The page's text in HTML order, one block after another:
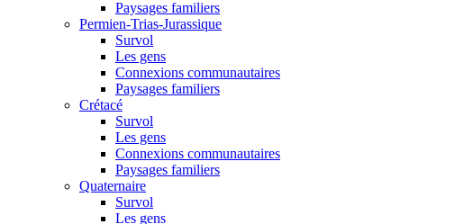
Paysages familiers
Permien-Trias-Jurassique
Survol
Les gens
Connexions communautaires
Paysages familiers
Crétacé
Survol
Les gens
Connexions communautaires
Paysages familiers
Quaternaire
Survol
Les gens